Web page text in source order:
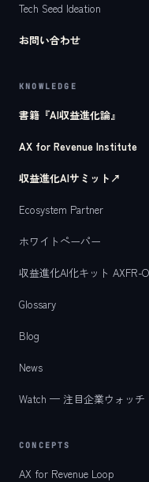
Tech Seed Ideation
お問い合わせ
KNOWLEDGE
書籍『AI収益進化論』
AX for Revenue Institute
収益進化AIサミット ↗
Ecosystem Partner
ホワイトペーパー
収益進化AI化キット AXFR-
Glossary
Blog
News
Watch — 注目企業ウォッチ
CONCEPTS
AX for Revenue Loop